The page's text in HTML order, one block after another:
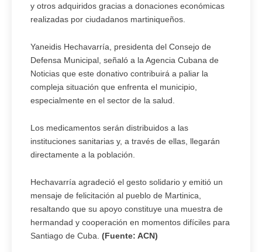
y otros adquiridos gracias a donaciones económicas
realizadas por ciudadanos martiniqueños.
Yaneidis Hechavarría, presidenta del Consejo de
Defensa Municipal, señaló a la Agencia Cubana de
Noticias que este donativo contribuirá a paliar la
compleja situación que enfrenta el municipio,
especialmente en el sector de la salud.
Los medicamentos serán distribuidos a las
instituciones sanitarias y, a través de ellas, llegarán
directamente a la población.
Hechavarría agradeció el gesto solidario y emitió un
mensaje de felicitación al pueblo de Martinica,
resaltando que su apoyo constituye una muestra de
hermandad y cooperación en momentos difíciles para
Santiago de Cuba. (Fuente: ACN)